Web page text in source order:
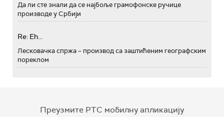
Да ли сте знали да се најбоље грамофонске ручице
производе у Србији
Re: Eh...
Лесковачка спржа – производ са заштићеним географским
пореклом
Преузмите РТС мобилну апликацију